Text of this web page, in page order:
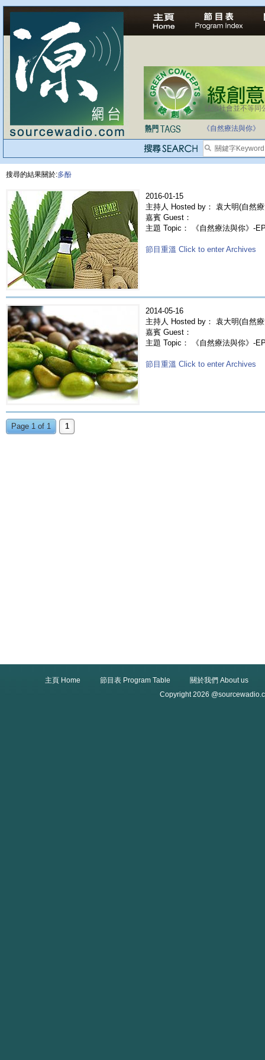
法治社會並不等同
自家教育合法化-
《自然療法與你》
搜尋的結果關於:多酚
2016-01-15
主持人 Hosted by： 袁大明(自然
嘉賓 Guest：
主題 Topic： 《自然療法與你》-
節目重溫 Click to enter Archives
2014-05-16
主持人 Hosted by： 袁大明(自然
嘉賓 Guest：
主題 Topic： 《自然療法與你》-
節目重溫 Click to enter Archives
Page 1 of 1 1
主頁 Home 節目表 Program Table
關於我們 About us
Copyright 2026